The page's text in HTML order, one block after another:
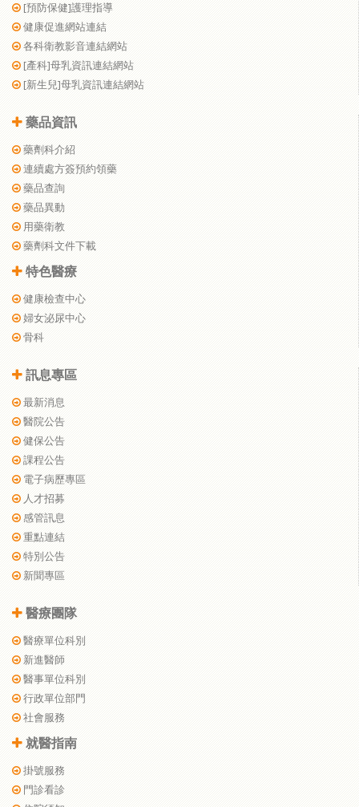
[預防保健]護理指導
健康促進網站連結
各科衛教影音連結網站
[產科]母乳資訊連結網站
[新生兒]母乳資訊連結網站
藥品資訊
藥劑科介紹
連續處方簽預約領藥
藥品查詢
藥品異動
用藥衛教
藥劑科文件下載
特色醫療
健康檢查中心
婦女泌尿中心
骨科
訊息專區
最新消息
醫院公告
健保公告
課程公告
電子病歷專區
人才招募
感管訊息
重點連結
特別公告
新聞專區
醫療團隊
醫療單位科別
新進醫師
醫事單位科別
行政單位部門
社會服務
就醫指南
掛號服務
門診看診